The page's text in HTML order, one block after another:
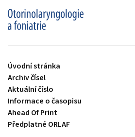
proLékaře.cz
Úvodní stránka
Archiv čísel
Aktuální číslo
Informace o časopisu
Ahead Of Print
Předplatné ORLAF